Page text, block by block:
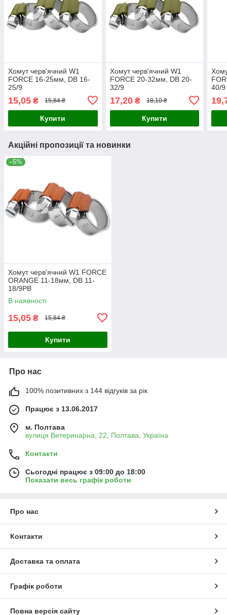
Хомут черв'ячний W1
FORCE 16-25мм, DB 16-
25/9
15,05 ₴ 15,84 ₴
Купити
Хомут черв'ячний W1
FORCE 20-32мм, DB 20-
32/9
17,20₴ 18,10 ₴
Купити
40/9
Акційні пропозиції та новинки
–5%
Хомут черв'ячний W1 FORCE
ORANGE 11-18мм, DB 11-
18/9PB
В наявності
15,05 ₴ 15,84 ₴
Купити
Про нас
100% позитивних з 144 відгуків за рік
Працює з 13.06.2017
м. Полтава
вулиця Ветеринарна, 22, Полтава, Україна
Контакти
Сьогодні працює з 09:00 до 18:00
Показати весь графік роботи
Про нас
Контакти
Доставка та оплата
Графік роботи
Повна версія сайту